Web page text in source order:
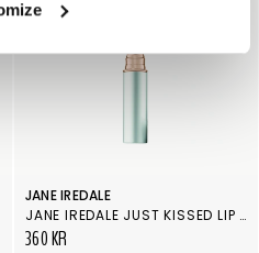
JANE IREDALE
JANE IREDALE JUST KISSED LIP AND CHEEK STAIN-FOREVER RED
360 KR